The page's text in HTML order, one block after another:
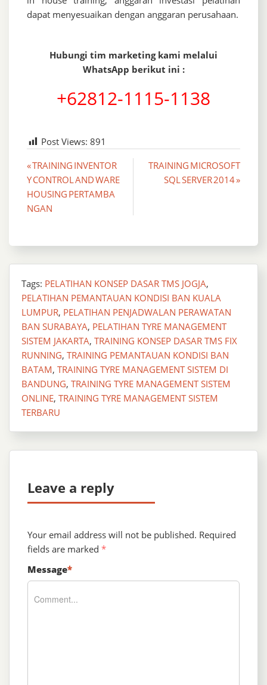
dapat menyesuaikan dengan anggaran perusahaan.
Hubungi tim marketing kami melalui
WhatsApp berikut ini :
+62812-1115-1138
Post Views: 891
Post
navigation
« TRAINING INVENTOR
Y CONTROL AND WARE
HOUSING PERTAMBA
NGAN
TRAINING MICROSOFT
SQL SERVER 2014 »
Tags: PELATIHAN KONSEP DASAR TMS JOGJA,
PELATIHAN PEMANTAUAN KONDISI BAN KUALA
LUMPUR, PELATIHAN PENJADWALAN PERAWATAN
BAN SURABAYA, PELATIHAN TYRE MANAGEMENT
SISTEM JAKARTA, TRAINING KONSEP DASAR TMS FIX
RUNNING, TRAINING PEMANTAUAN KONDISI BAN
BATAM, TRAINING TYRE MANAGEMENT SISTEM DI
BANDUNG, TRAINING TYRE MANAGEMENT SISTEM
ONLINE, TRAINING TYRE MANAGEMENT SISTEM
TERBARU
Leave a reply
Your email address will not be published. Required
fields are marked *
Message*